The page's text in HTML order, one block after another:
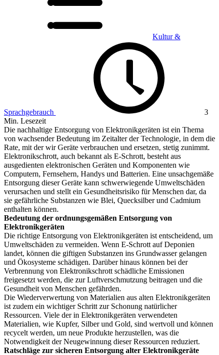
Kultur &
Sprachgebrauch
3
Min. Lesezeit
Die nachhaltige Entsorgung von Elektronikgeräten ist ein Thema
von wachsender Bedeutung im Zeitalter der Technologie, in dem die
Rate, mit der wir Geräte verbrauchen und ersetzen, stetig zunimmt.
Elektronikschrott, auch bekannt als E-Schrott, besteht aus
ausgedienten elektronischen Geräten und Komponenten wie
Computern, Fernsehern, Handys und Batterien. Eine unsachgemäße
Entsorgung dieser Geräte kann schwerwiegende Umweltschäden
verursachen und stellt ein Gesundheitsrisiko für Menschen dar, da
sie gefährliche Substanzen wie Blei, Quecksilber und Cadmium
enthalten können.
Bedeutung der ordnungsgemäßen Entsorgung von
Elektronikgeräten
Die richtige Entsorgung von Elektronikgeräten ist entscheidend, um
Umweltschäden zu vermeiden. Wenn E-Schrott auf Deponien
landet, können die giftigen Substanzen ins Grundwasser gelangen
und Ökosysteme schädigen. Darüber hinaus können bei der
Verbrennung von Elektronikschrott schädliche Emissionen
freigesetzt werden, die zur Luftverschmutzung beitragen und die
Gesundheit von Menschen gefährden.
Die Wiederverwertung von Materialien aus alten Elektronikgeräten
ist zudem ein wichtiger Schritt zur Schonung natürlicher
Ressourcen. Viele der in Elektronikgeräten verwendeten
Materialien, wie Kupfer, Silber und Gold, sind wertvoll und können
recycelt werden, um neue Produkte herzustellen, was die
Notwendigkeit der Neugewinnung dieser Ressourcen reduziert.
Ratschläge zur sicheren Entsorgung alter Elektronikgeräte